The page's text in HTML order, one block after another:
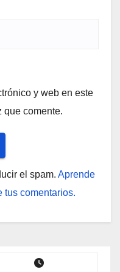
y web en este
que comente.
el spam. Aprende
tus comentarios.